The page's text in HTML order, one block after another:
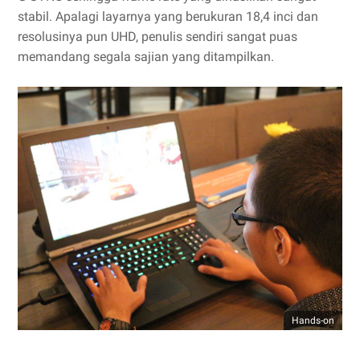
stabil. Apalagi layarnya yang berukuran 18,4 inci dan
resolusinya pun UHD, penulis sendiri sangat puas
memandang segala sajian yang ditampilkan.
Hands-on